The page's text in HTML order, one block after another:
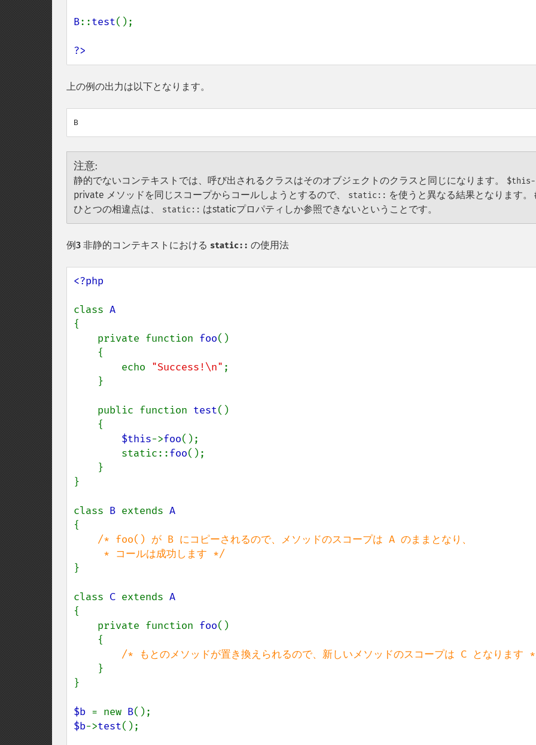
B::test();
?>
上の例の出力は以下となります。
注意:
静的でないコンテキストでは、呼び出されるクラスはそのオブジェクトのクラスと同じになります。
$this-
private メソッドを同じスコープからコールしようとするので、
static:: を使うと異なる結果となります。
ひとつの相違点は、
static:: はstaticプロパティしか参照できないということです。
例3 非静的コンテキストにおける static:: の使用法
<?php
class
{
    private function
foo()
        echo
"Success!\n" ;
    public function
test()
$this->foo();
        static::
foo();
}
class B extends
{
/* foo() が B にコピーされるので、メソッドのスコープは A のままとなり、
}
class C extends
{
    private function
foo()
/* もとのメソッドが置き換えられるので、新しいメソッドのスコープは C となります
}
}
$b = new B
$b->test();